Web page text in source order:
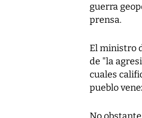
guerra
prensa.
El ministro
de "la
cuales
pueblo
No